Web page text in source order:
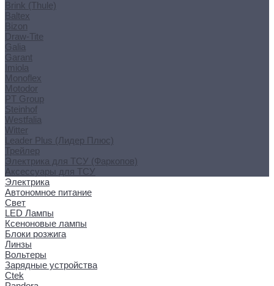
Brink (Thule)
Baltex
Bizon
Draw-Tite
Galia
Garant
Imiola
Monoflex
Motodor
PT Group
Steinhof
Westfalia
Witter
Leader Plus (Лидер Плюс)
Трейлер
Электрика для ТСУ (Фаркопов)
Аксессуары для ТСУ
Электрика
Автономное питание
Свет
LED Лампы
Ксеноновые лампы
Блоки розжига
Линзы
Вольтеры
Зарядные устройства
Ctek